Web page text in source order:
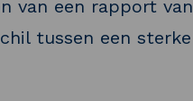
van een rapport van
tussen een sterke